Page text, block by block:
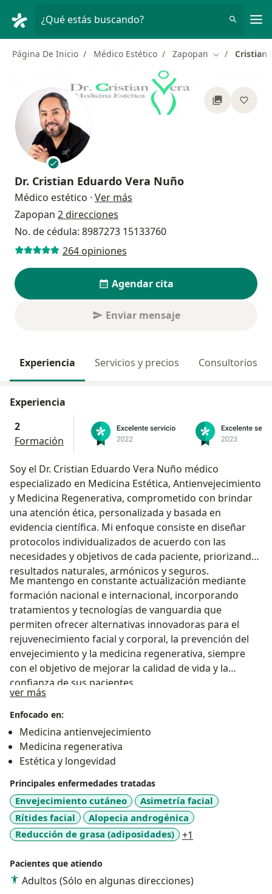
¿Qué estás buscando?
Página De Inicio Médico Estético Zapopan Cambiar de
Cristian
Dr. Cristian Eduardo Vera Nuño
Médico estético · Ver más
Zapopan 2 direcciones
No. de cédula: 8987273 15133760
264 opiniones
Agendar cita
Enviar mensaje
Experiencia Servicios y precios Consultorios
Experiencia
2
Formación
Soy el Dr. Cristian Eduardo Vera Nuño médico
especializado en Medicina Estética, Antienvejecimiento
y Medicina Regenerativa, comprometido con brindar
una atención ética, personalizada y basada en
evidencia científica. Mi enfoque consiste en diseñar
protocolos individualizados de acuerdo con las
necesidades y objetivos de cada paciente, priorizando
resultados naturales, armónicos y seguros.
Me mantengo en constante actualización mediante
formación nacional e internacional, incorporando
tratamientos y tecnologías de vanguardia que
permiten ofrecer alternativas innovadoras para el
rejuvenecimiento facial y corporal, la prevención del
envejecimiento y la medicina regenerativa, siempre
con el objetivo de mejorar la calidad de vida y la
confianza de sus pacientes.
ver más
Enfocado en:
Medicina antienvejecimiento
Medicina regenerativa
Estética y longevidad
Principales enfermedades tratadas
Envejecimiento cutáneo
Asimetría facial
Rítides facial
Alopecia androgénica
Reducción de grasa (adiposidades)
+1
Pacientes que atiendo
Adultos (Sólo en algunas direcciones)